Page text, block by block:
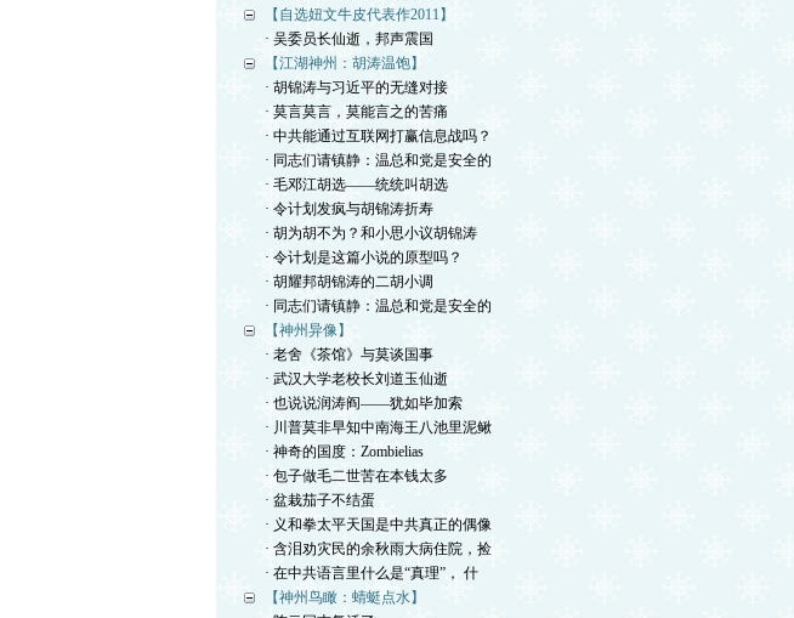
【自选妞文牛皮代表作2011】
· 吴委员长仙逝，邦声震国
【江湖神州：胡涛温饱】
· 胡锦涛与习近平的无缝对接
· 莫言莫言，莫能言之的苦痛
· 中共能通过互联网打赢信息战吗？
· 同志们请镇静：温总和党是安全的
· 毛邓江胡选——统统叫胡选
· 令计划发疯与胡锦涛折寿
· 胡为胡不为？和小思小议胡锦涛
· 令计划是这篇小说的原型吗？
· 胡耀邦胡锦涛的二胡小调
· 同志们请镇静：温总和党是安全的
【神州异像】
· 老舍《茶馆》与莫谈国事
· 武汉大学老校长刘道玉仙逝
· 也说说润涛阎——犹如毕加索
· 川普莫非早知中南海王八池里泥鳅
· 神奇的国度：Zombielias
· 包子做毛二世苦在本钱太多
· 盆栽茄子不结蛋
· 义和拳太平天国是中共真正的偶像
· 含泪劝灾民的余秋雨大病住院，捡
· 在中共语言里什么是“真理”， 什
【神州鸟瞰：蜻蜓点水】